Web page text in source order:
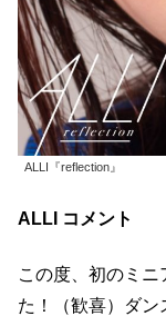
ALLI『reflection』
ALLI コメント
この度、初のミ
た！（歓喜）ダ